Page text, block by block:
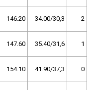
146.20 34.00/30,3 2
147.60 35.40/31,6 1
154.10 41.90/37,3 0